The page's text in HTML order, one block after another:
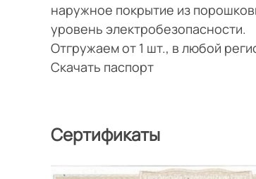
наружное покрытие из
уровень электробезопасности.
Отгружаем от 1 шт., в любой
Скачать паспорт
Сертификаты